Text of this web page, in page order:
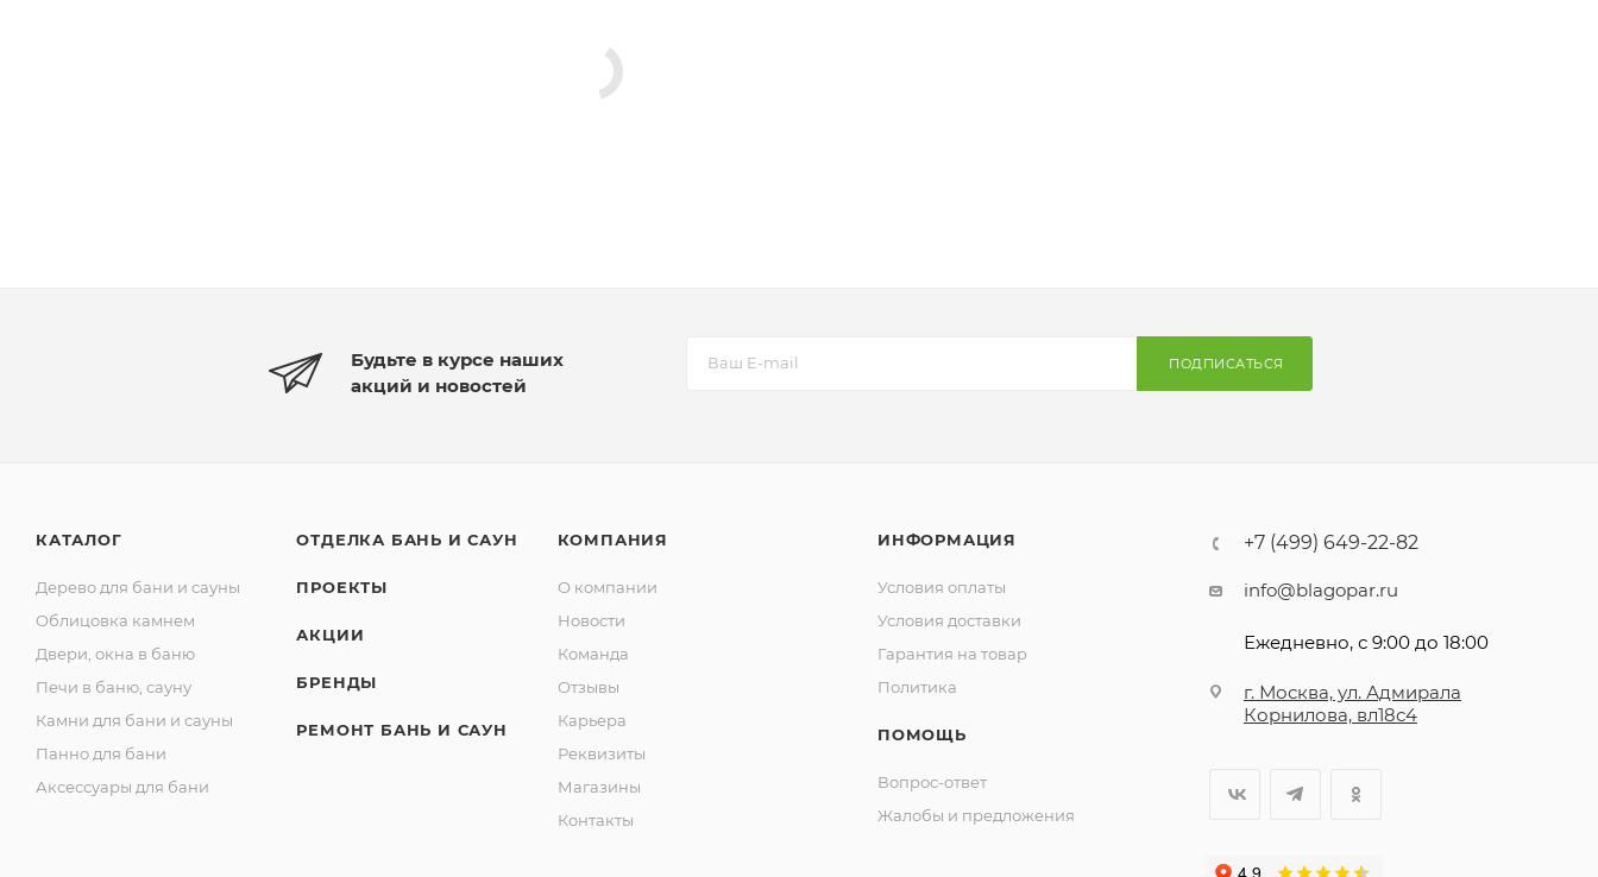
Будьте в курсе наших
акций и новостей
ПОДПИСАТЬСЯ
КАТАЛОГ
Дерево для бани и сауны
Облицовка камнем
Двери, окна в баню
Печи в баню, сауну
Камни для бани и сауны
Панно для бани
Аксессуары для бани
ОТДЕЛКА БАНЬ И САУН
ПРОЕКТЫ
АКЦИИ
БРЕНДЫ
РЕМОНТ БАНЬ И САУН
КОМПАНИЯ
О компании
Новости
Команда
Отзывы
Карьера
Реквизиты
Магазины
Контакты
ИНФОРМАЦИЯ
Условия оплаты
Условия доставки
Гарантия на товар
Политика
ПОМОЩЬ
Вопрос-ответ
Жалобы и предложения
+7 (499) 649-22-82
info@blagopar.ru
Ежедневно, с 9:00 до 18:00
г. Москва, ул. Адмирала
Корнилова, вл18с4